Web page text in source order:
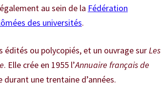
au sein de la Fédération
des universités.
édités ou polycopiés, et un ouvrage surLes
. Elle crée en 1955 l’Annuaire français de
durant une trentaine d’années.